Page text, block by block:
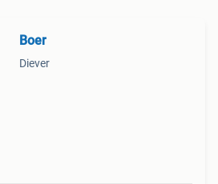
Boer
Diever